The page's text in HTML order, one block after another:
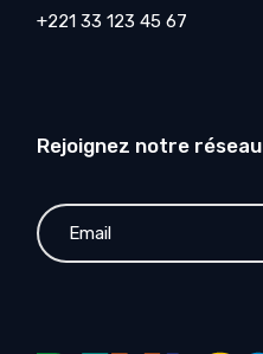
+221 33 123 45 67
Rejoignez notre réseau